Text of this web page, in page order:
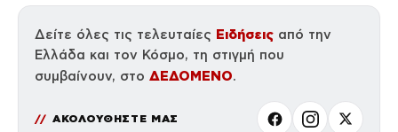
Δείτε όλες τις τελευταίες Ειδήσεις από την
Ελλάδα και τον Κόσμο, τη στιγμή που
συμβαίνουν, στο ΔΕΔΟΜΕΝΟ.
ΑΚΟΛΟΥΘΗΣΤΕ ΜΑΣ